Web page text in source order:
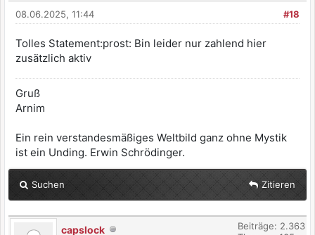
#18
08.06.2025, 11:44
Tolles Statement:prost: Bin leider nur zahlend hier
zusätzlich aktiv
Gruß
Arnim
Ein rein verstandesmäßiges Weltbild ganz ohne Mystik
ist ein Unding. Erwin Schrödinger.
Suchen Zitieren
capslock
Beiträge: 2.363